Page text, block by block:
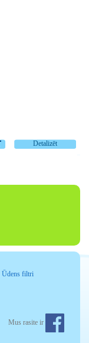
Detalizēt
Ūdens filtri
Mus rasite ir